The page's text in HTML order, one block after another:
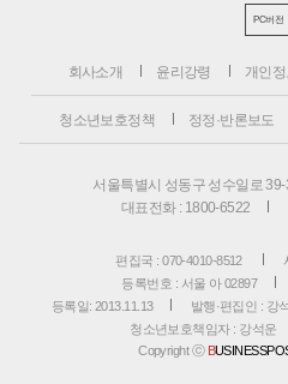
PC버전
회사소개 윤리강령 개인
청소년보호정책 정정·반론보도
서울특별시 성동구 성수일로
대표전화 : 1800-6522
편집국 : 070-4010-8512
등록번호 : 서울 아 02897
등록일: 2013.11.13
발행·편집인 : 강
청소년보호책임자 : 강석운
Copyright ⓒ B